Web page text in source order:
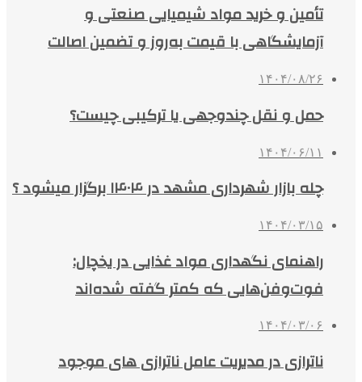
تأمین و خرید مواد شیمیایی صنعتی و
آزمایشگاهی با قیمت به‌روز و تضمین اصالت
۱۴۰۴/۰۸/۲۶
حمل و نقل چندوجهی یا ترکیبی چیست؟
۱۴۰۴/۰۶/۱۱
چله بازار شهرداری مشهد در ۱۴۰۴ برگزار میشود ؟
۱۴۰۴/۰۳/۱۵
راهنمای نگهداری مواد غذایی در یخچال:
فوت‌وفن‌هایی که کمتر گفته شده‌اند
۱۴۰۴/۰۳/۰۶
ناترازی در مدیریت عامل ناترازی های موجود